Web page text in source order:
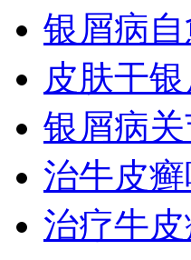
银屑病自
皮肤干
银屑病
治牛皮
治疗牛